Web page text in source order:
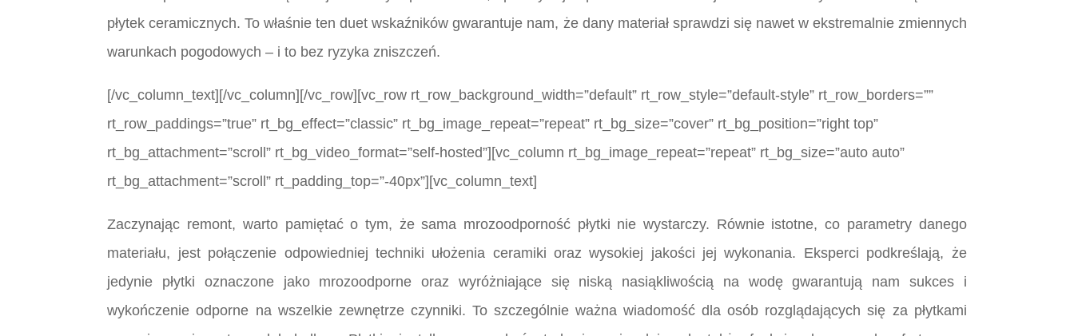
płytek ceramicznych. To właśnie ten duet wskaźników gwarantuje nam, że dany materiał sprawdzi się nawet w ekstremalnie zmiennych
warunkach pogodowych – i to bez ryzyka zniszczeń.
[/vc_column_text][/vc_column][/vc_row][vc_row rt_row_background_width=”default” rt_row_style=”default-style” rt_row_borders=””
rt_row_paddings=”true” rt_bg_effect=”classic” rt_bg_image_repeat=”repeat” rt_bg_size=”cover” rt_bg_position=”right top”
rt_bg_attachment=”scroll” rt_bg_video_format=”self-hosted”][vc_column rt_bg_image_repeat=”repeat” rt_bg_size=”auto auto”
rt_bg_attachment=”scroll” rt_padding_top=”-40px”][vc_column_text]
Zaczynając remont, warto pamiętać o tym, że sama mrozoodporność płytki nie wystarczy. Równie istotne, co parametry danego
materiału, jest połączenie odpowiedniej techniki ułożenia ceramiki oraz wysokiej jakości jej wykonania. Eksperci podkreślają, że
jedynie płytki oznaczone jako mrozoodporne oraz wyróżniające się niską nasiąkliwością na wodę gwarantują nam sukces i
wykończenie odporne na wszelkie zewnętrze czynniki. To szczególnie ważna wiadomość dla osób rozglądających się za płytkami